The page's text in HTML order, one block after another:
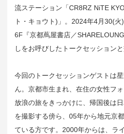
流ステーション「CR8RZ NiTE
ト・キョウト)」。2024年4月30(火
6F『京都蔦屋書店／
しをお呼びしたトークセッション
今回のトークセッションゲストは
ん。京都市生まれ、在住の女性フ
放浪の旅をきっかけに、帰国後は
を撮影する傍ら、05年から地元京
ている方です。2000年からは、ラ